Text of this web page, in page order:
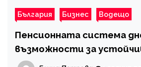
България Бизнес Водещо
Пенсионната система
възможности за